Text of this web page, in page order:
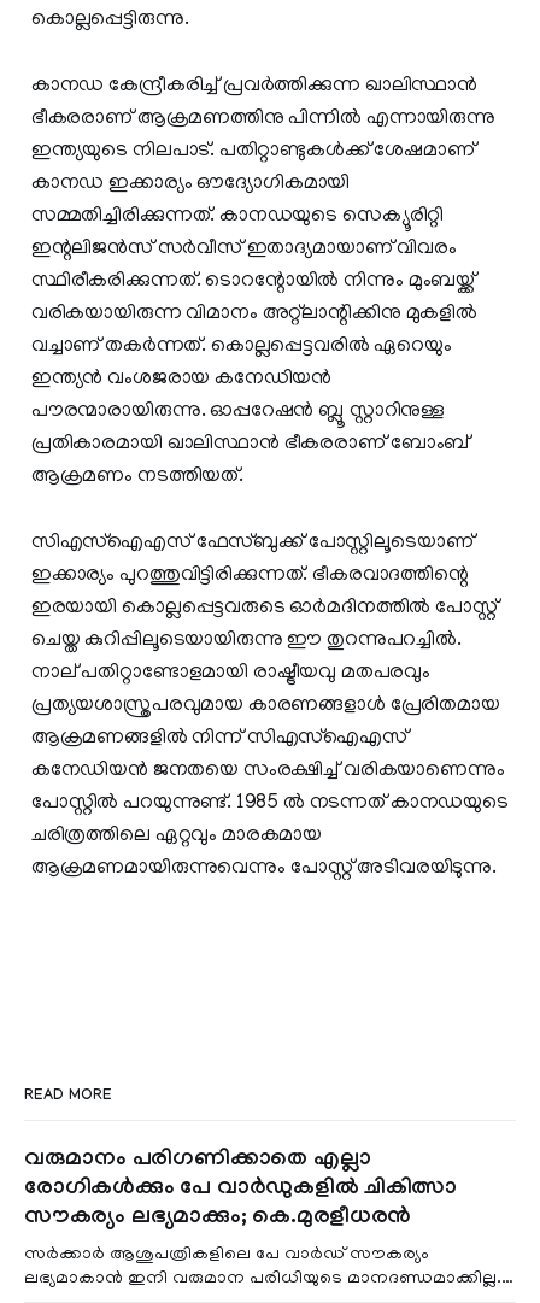
കൊല്ലപ്പെട്ടിരുന്നു.
കാനഡ കേന്ദ്രീകരിച്ച് പ്രവര്‍ത്തിക്കുന്ന ഖാലിസ്ഥാന്‍
ഭീകരരാണ് ആക്രമണത്തിനു പിന്നില്‍ എന്നായിരുന്നു
ഇന്ത്യയുടെ നിലപാട്. പതിറ്റാണ്ടുകള്‍ക്ക് ശേഷമാണ്
കാനഡ ഇക്കാര്യം ഔദ്യോഗികമായി
സമ്മതിച്ചിരിക്കുന്നത്. കാനഡയുടെ സെക്യൂരിറ്റി
ഇന്റലിജന്‍സ് സര്‍വീസ് ഇതാദ്യമായാണ് വിവരം
സ്ഥിരീകരിക്കുന്നത്. ടൊറന്റോയില്‍ നിന്നും മുംബയ്ക്ക്
വരികയായിരുന്ന വിമാനം അറ്റ്ലാന്റിക്കിനു മുകളില്‍
വച്ചാണ് തകര്‍ന്നത്. കൊല്ലപ്പെട്ടവരില്‍ ഏറെയും
ഇന്ത്യന്‍ വംശജരായ കനേഡിയന്‍
പൗരന്മാരായിരുന്നു. ഓപ്പറേഷന്‍ ബ്ലൂ സ്റ്റാറിനുള്ള
പ്രതികാരമായി ഖാലിസ്ഥാന്‍ ഭീകരരാണ് ബോംബ്
ആക്രമണം നടത്തിയത്.
സിഎസ്‌ഐഎസ് ഫേസ്ബുക്ക് പോസ്റ്റിലൂടെയാണ്
ഇക്കാര്യം പുറത്തുവിട്ടിരിക്കുന്നത്. ഭീകരവാദത്തിന്റെ
ഇരയായി കൊല്ലപ്പെട്ടവരുടെ ഓര്‍മദിനത്തില്‍ പോസ്റ്റ്
ചെയ്ത കുറിപ്പിലൂടെയായിരുന്നു ഈ തുറന്നുപറച്ചില്‍.
നാല് പതിറ്റാണ്ടോളമായി രാഷ്ട്രീയവു മതപരവും
പ്രത്യയശാസ്ത്രപരവുമായ കാരണങ്ങളാള്‍ പ്രേരിതമായ
ആക്രമണങ്ങളില്‍ നിന്ന് സിഎസ്‌ഐഎസ്
കനേഡിയന്‍ ജനതയെ സംരക്ഷിച്ച് വരികയാണെന്നും
പോസ്റ്റില്‍ പറയുന്നുണ്ട്. 1985 ല്‍ നടന്നത് കാനഡയുടെ
ചരിത്രത്തിലെ ഏറ്റവും മാരകമായ
ആക്രമണമായിരുന്നുവെന്നും പോസ്റ്റ് അടിവരയിടുന്നു.
READ MORE
വരുമാനം പരിഗണിക്കാതെ എല്ലാ
രോഗികൾക്കും പേ വാർഡുകളിൽ ചികിത്സാ
സൗകര്യം ലഭ്യമാക്കും; കെ.മുരളീധരൻ
സർക്കാർ ആശുപത്രികളിലെ പേ വാർഡ് സൗകര്യം
ലഭ്യമാകാൻ ഇനി വരുമാന പരിധിയുടെ മാനദണ്ഡമാക്കില്ല.